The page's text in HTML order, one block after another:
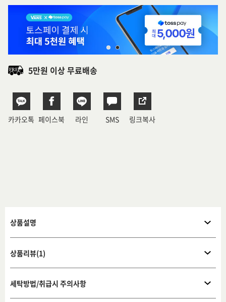
5만원 이상 무료배송
카카오톡 페이스북 라인 SMS 링크복사
상품설명
상품리뷰(1)
세탁방법/취급시 주의사항